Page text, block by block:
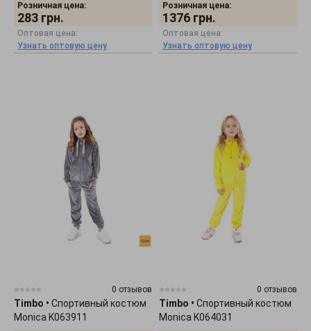
Розничная цена:
283 грн.
Оптовая цена:
Узнать оптовую цену
Розничная цена:
1376 грн.
Оптовая цена:
Узнать оптовую цену
0 отзывов
Timbo • Спортивный костюм
Monica K063911
0 отзывов
Timbo • Спортивный костюм
Monica K064031